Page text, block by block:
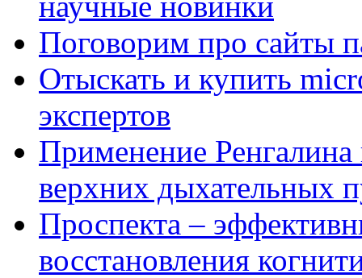
Поговорим про сайты
Отыскать и купить
экспертов
Применение Ренгалина
верхних дыхательных
Проспекта –
восстановления